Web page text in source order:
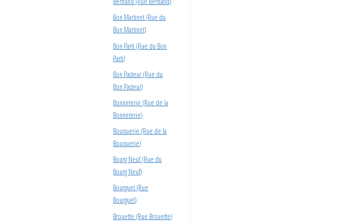
Bon Martinet (Rue du
Bon Martinet)
Bon Parti (Rue du Bon
Parti)
Bon Pasteur (Rue du
Bon Pasteur)
Bonneterie (Rue de la
Bonneterie)
Bouquerie (Rue de la
Bouquerie)
Bourg Neuf (Rue du
Bourg Neuf)
Bourguet (Rue
Bourguet)
Brouette (Rue Brouette)